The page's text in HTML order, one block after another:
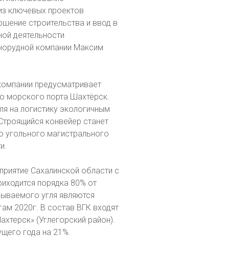
ключевых проектов
строительства и ввод в
деятельности
компании Максим
предусматривает
морского порта Шахтёрск.
на логистику экологичным
конвейер станет
магистрального
Сахалинской области с
порядка 80% от
угля являются
2020г. В состав ВГК входят
(Углегорский район).
года на 21%.